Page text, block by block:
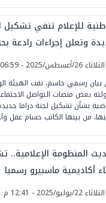
للإعلام تنفي تشكيل
وتعلن إجراءات رادعة
الثلاثاء 26/أغسطس/2025 - 06:59 م
رسمي حاسم، نفت الهيئة
بعض منصات التواصل
بشأن تشكيل لجنة دراما
من بينها الكاتب حسام عقل
المنظومة
أكاديمية ماسبيرو رسميا
الثلاثاء 22/يوليو/2025 - 12:41 م